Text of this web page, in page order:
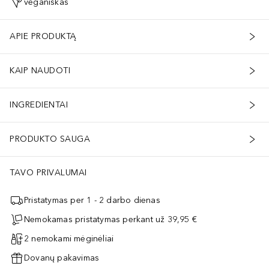
veganiškas
APIE PRODUKTĄ
KAIP NAUDOTI
INGREDIENTAI
PRODUKTO SAUGA
TAVO PRIVALUMAI
Pristatymas per 1 - 2 darbo dienas
Nemokamas pristatymas perkant už 39,95 €
2 nemokami mėginėliai
Dovanų pakavimas